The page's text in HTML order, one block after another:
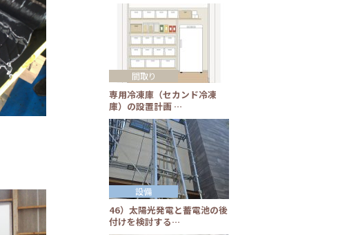
専用冷凍庫（セカンド冷凍
庫）の設置計画 …
間取り
46）太陽光発電と蓄電池の後
付けを検討する…
設備